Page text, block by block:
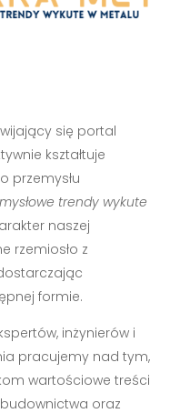
się portal
kształtuje
przemysłu
trendy wykute
naszej
rzemiosło z
formie.
inżynierów i
pracujemy nad tym,
wartościowe treści
budownictwa oraz